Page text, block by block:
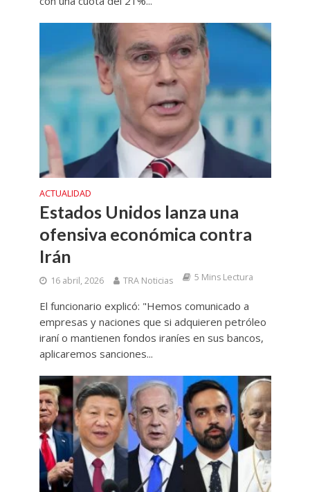
ACTUALIDAD
Estados Unidos lanza una
ofensiva económica contra
Irán
16 abril, 2026 TRA Noticias 5 Mins Lectura
El funcionario explicó: "Hemos comunicado a
empresas y naciones que si adquieren petróleo
iraní o mantienen fondos iraníes en sus bancos,
aplicaremos sanciones...